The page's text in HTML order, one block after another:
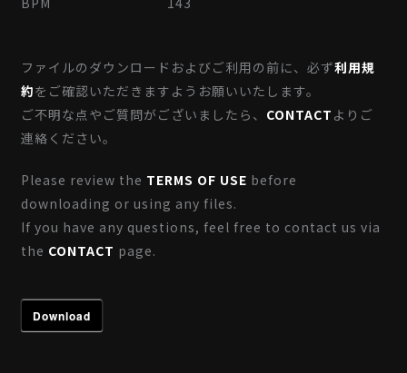
ファイルのダウンロードおよびご利用の前に、必ず利用規
約をご確認いただきますようお願いいたします。
ご不明な点やご質問がございましたら、 CONTACT よりご
連絡ください。
Please review the TERMS OF USE before
downloading or using any files.
If you have any questions, feel free to contact us via
the CONTACT page.
Download